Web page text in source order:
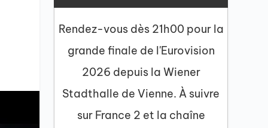
Rendez-vous dès 21h00 pour la
grande finale de l'Eurovision
2026 depuis la Wiener
Stadthalle de Vienne. À suivre
sur France 2 et la chaîne